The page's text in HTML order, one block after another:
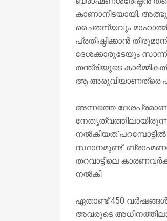
കാണാനിടയായി.
ചൈതന്യവും
പ്രതിഷ്ഠിക്കാൻ
ദേശക്കാരുടേയും
തന്ത്രിയുടെ
ആ അരുവിയാണത്രെ
അന്നത്തെ
നൽകിയത്
സ്ഥാനമുണ്ട്.
തറവാട്ടിലെ
നൽകി.
ഏതാണ്ട് 450
അവരുടെ